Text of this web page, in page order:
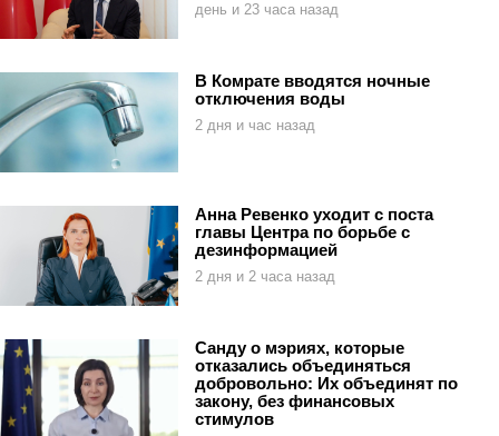
день и 23 часа назад
В Комрате вводятся ночные
отключения воды
2 дня и час назад
Анна Ревенко уходит с поста
главы Центра по борьбе с
дезинформацией
2 дня и 2 часа назад
Санду о мэриях, которые
отказались объединяться
добровольно: Их объединят по
закону, без финансовых
стимулов